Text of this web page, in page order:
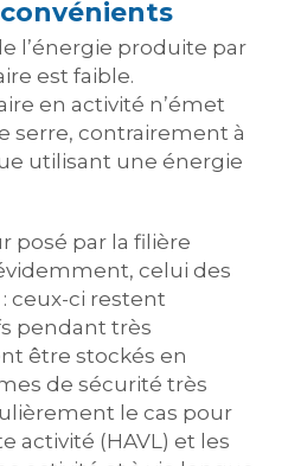
l’énergie produite par
est faible.
en activité n’émet
serre, contrairement à
utilisant une énergie
posé par la filière
celui des
: ceux-ci restent
pendant très
être stockés en
de sécurité très
le cas pour
activité (HAVL) et les